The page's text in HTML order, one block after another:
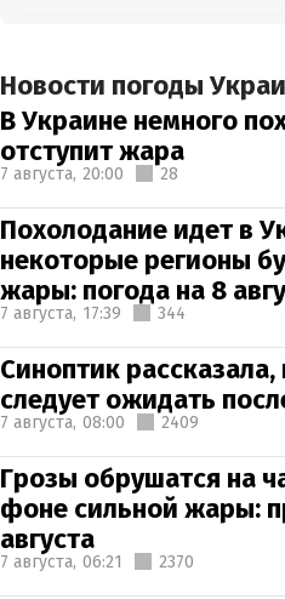
Новости погоды
В Украине немного
отступит жара
7 августа, 20:00 28
Похолодание идет в
некоторые регионы
жары: погода на 8
7 августа, 17:39 344
Синоптик
следует ожидать
7 августа, 08:00 2409
Грозы обрушатся на
фоне сильной жары:
августа
7 августа, 06:21 2370